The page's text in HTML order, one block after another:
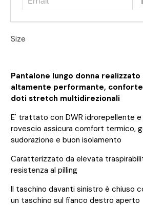
Size
Pantalone lungo donna
altamente performante,
doti stretch multidirezionali
E' trattato con DWR idrorepellente e
rovescio assicura comfort termico,
sudorazione e buon isolamento
Caratterizzato da elevata
resistenza al pilling
Il taschino davanti sinistro è chiuso
un taschino sul fianco destro aperto